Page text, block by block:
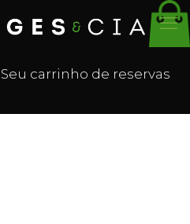
Seu carrinho de reservas